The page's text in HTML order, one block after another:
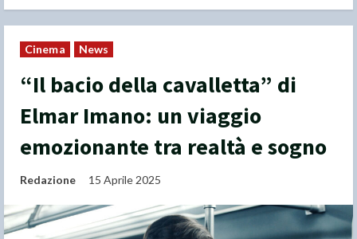
Cinema News
“Il bacio della cavalletta” di
Elmar Imano: un viaggio
emozionante tra realtà e sogno
Redazione 15 Aprile 2025